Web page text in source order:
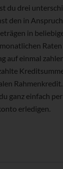
du drei
den in
in
auf einmal
ganz einfach
erledigen.